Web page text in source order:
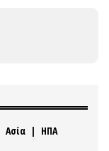
Ασία | ΗΠΑ